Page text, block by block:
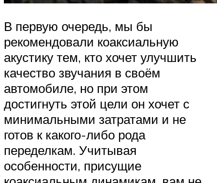
В первую очередь, мы бы
рекомендовали коаксиальную
акустику тем, кто хочет улучшить
качество звучания в своём
автомобиле, но при этом
достигнуть этой цели он хочет с
минимальными затратами и не
готов к какого-либо рода
переделкам. Учитывая
особенности, присущие